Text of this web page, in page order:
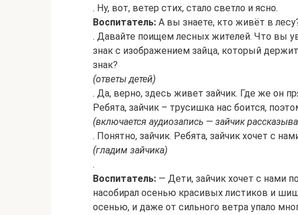
. Ну, вот, ветер стих, стало светло и ясно.
Воспитатель: А вы знаете, кто живёт в
. Давайте поищем лесных жителей. Что вы
знак с изображением зайца, который
знак?
(ответы детей)
. Да, верно, здесь живет зайчик. Где же он
Ребята, зайчик – трусишка нас боится,
(включается аудиозапись — зайчик
. Понятно, зайчик. Ребята, зайчик хочет с
(гладим зайчика)
.
Воспитатель: — Дети, зайчик хочет с нами
насобирал осенью красивых листиков и
осенью, и даже от сильного ветра упало